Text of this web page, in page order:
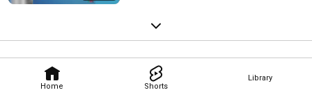
Home Shorts
Library